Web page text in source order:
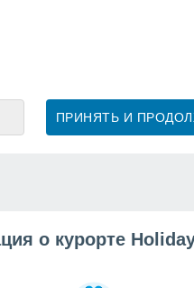
ПРИНЯТЬ И
о курорте